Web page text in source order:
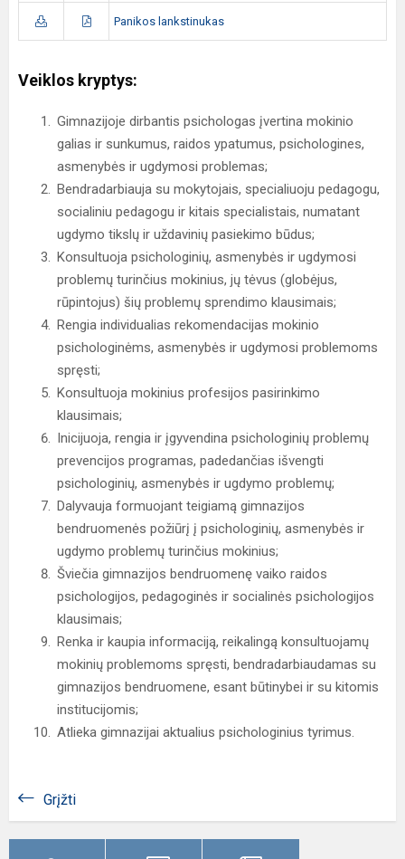
Panikos lankstinukas
Veiklos kryptys:
Gimnazijoje dirbantis psichologas įvertina mokinio
galias ir sunkumus, raidos ypatumus, psichologines,
asmenybės ir ugdymosi problemas;
Bendradarbiauja su mokytojais, specialiuoju pedagogu,
socialiniu pedagogu ir kitais specialistais, numatant
ugdymo tikslų ir uždavinių pasiekimo būdus;
Konsultuoja psichologinių, asmenybės ir ugdymosi
problemų turinčius mokinius, jų tėvus (globėjus,
rūpintojus) šių problemų sprendimo klausimais;
Rengia individualias rekomendacijas mokinio
psichologinėms, asmenybės ir ugdymosi problemoms
spręsti;
Konsultuoja mokinius profesijos pasirinkimo
klausimais;
Inicijuoja, rengia ir įgyvendina psichologinių problemų
prevencijos programas, padedančias išvengti
psichologinių, asmenybės ir ugdymo problemų;
Dalyvauja formuojant teigiamą gimnazijos
bendruomenės požiūrį į psichologinių, asmenybės ir
ugdymo problemų turinčius mokinius;
Šviečia gimnazijos bendruomenę vaiko raidos
psichologijos, pedagoginės ir socialinės psichologijos
klausimais;
Renka ir kaupia informaciją, reikalingą konsultuojamų
mokinių problemoms spręsti, bendradarbiaudamas su
gimnazijos bendruomene, esant būtinybei ir su kitomis
institucijomis;
Atlieka gimnazijai aktualius psichologinius tyrimus.
Grįžti